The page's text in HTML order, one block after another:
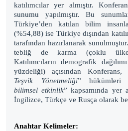
katılımcılar yer almıştır.
sunumu yapılmıştır. Bu
Türkiye’den katılan bilim
(%54,88) ise Türkiye dışından
tarafından hazırlanarak
tebliğ de karma (çoklu
Katılımcıların demografik
yüzdeliği) açısından
Teşvik Yönetmeliği” hükümleri
bilimsel etkinlik” kapsamında yer
İngilizce, Türkçe ve Rusça olarak
Anahtar Kelimeler: